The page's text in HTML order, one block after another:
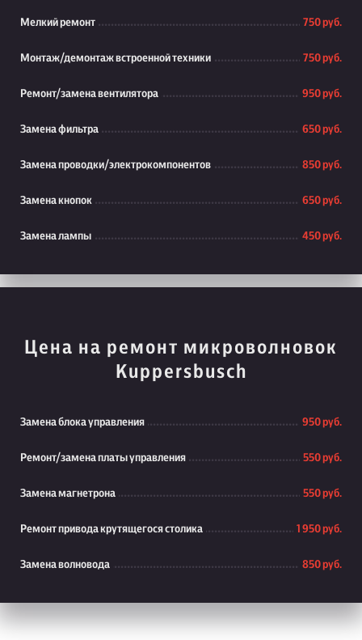
Мелкий ремонт 750 руб.
Монтаж/демонтаж встроенной техники 750 руб.
Ремонт/замена вентилятора 950 руб.
Замена фильтра 650 руб.
Замена проводки/электрокомпонентов 850 руб.
Замена кнопок 650 руб.
Замена лампы 450 руб.
Цена на ремонт микроволновок
Kuppersbusch
Замена блока управления 950 руб.
Ремонт/замена платы управления 550 руб.
Замена магнетрона 550 руб.
Ремонт привода крутящегося столика 1 950 руб.
Замена волновода 850 руб.